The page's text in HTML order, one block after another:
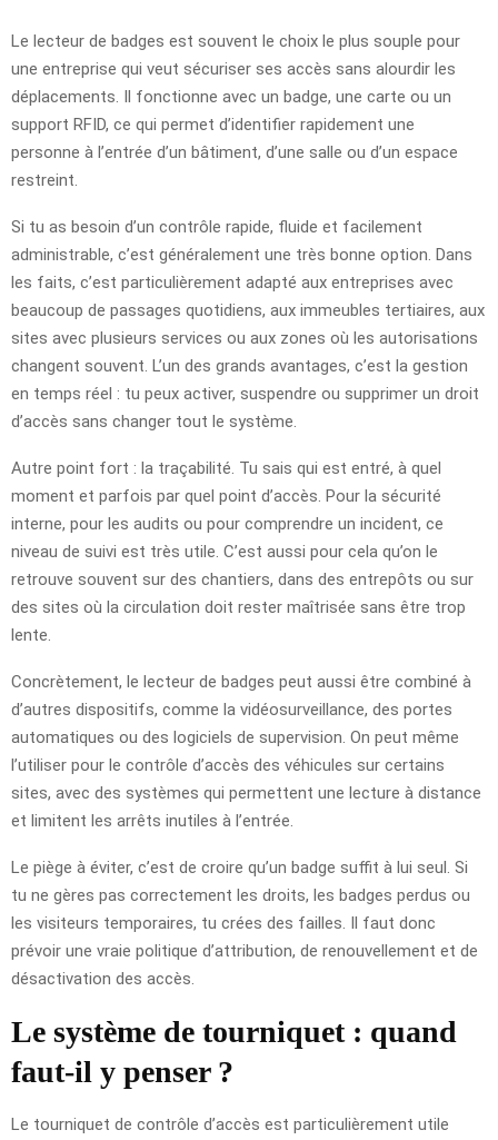
Le lecteur de badges est souvent le choix le plus souple pour
une entreprise qui veut sécuriser ses accès sans alourdir les
déplacements. Il fonctionne avec un badge, une carte ou un
support RFID, ce qui permet d’identifier rapidement une
personne à l’entrée d’un bâtiment, d’une salle ou d’un espace
restreint.
Si tu as besoin d’un contrôle rapide, fluide et facilement
administrable, c’est généralement une très bonne option. Dans
les faits, c’est particulièrement adapté aux entreprises avec
beaucoup de passages quotidiens, aux immeubles tertiaires, aux
sites avec plusieurs services ou aux zones où les autorisations
changent souvent. L’un des grands avantages, c’est la gestion
en temps réel : tu peux activer, suspendre ou supprimer un droit
d’accès sans changer tout le système.
Autre point fort : la traçabilité. Tu sais qui est entré, à quel
moment et parfois par quel point d’accès. Pour la sécurité
interne, pour les audits ou pour comprendre un incident, ce
niveau de suivi est très utile. C’est aussi pour cela qu’on le
retrouve souvent sur des chantiers, dans des entrepôts ou sur
des sites où la circulation doit rester maîtrisée sans être trop
lente.
Concrètement, le lecteur de badges peut aussi être combiné à
d’autres dispositifs, comme la vidéosurveillance, des portes
automatiques ou des logiciels de supervision. On peut même
l’utiliser pour le contrôle d’accès des véhicules sur certains
sites, avec des systèmes qui permettent une lecture à distance
et limitent les arrêts inutiles à l’entrée.
Le piège à éviter, c’est de croire qu’un badge suffit à lui seul. Si
tu ne gères pas correctement les droits, les badges perdus ou
les visiteurs temporaires, tu crées des failles. Il faut donc
prévoir une vraie politique d’attribution, de renouvellement et de
désactivation des accès.
Le système de tourniquet : quand
faut-il y penser ?
Le tourniquet de contrôle d’accès est particulièrement utile